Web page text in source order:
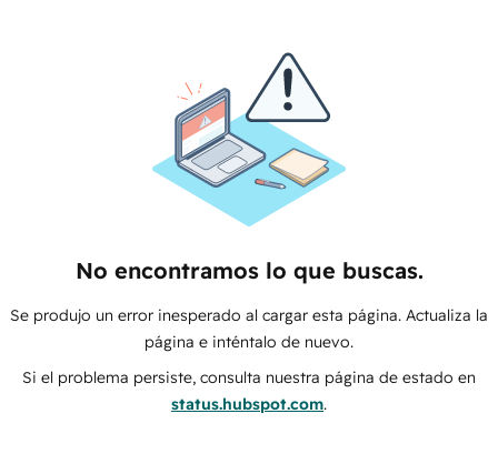
No encontramos lo que buscas.
Se produjo un error inesperado al cargar esta página. Actualiza la
página e inténtalo de nuevo.
Si el problema persiste, consulta nuestra página de estado en
status.hubspot.com.